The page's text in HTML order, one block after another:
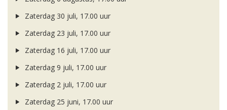
Zaterdag 30 juli, 17.00 uur
Zaterdag 23 juli, 17.00 uur
Zaterdag 16 juli, 17.00 uur
Zaterdag 9 juli, 17.00 uur
Zaterdag 2 juli, 17.00 uur
Zaterdag 25 juni, 17.00 uur